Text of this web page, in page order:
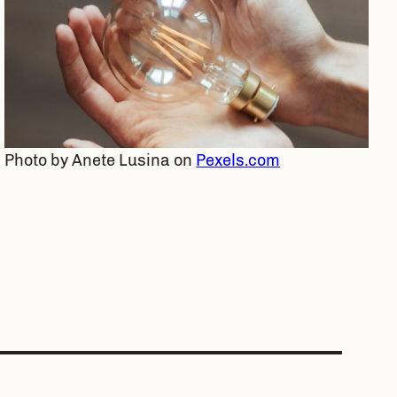
Photo by Anete Lusina on Pexels.com